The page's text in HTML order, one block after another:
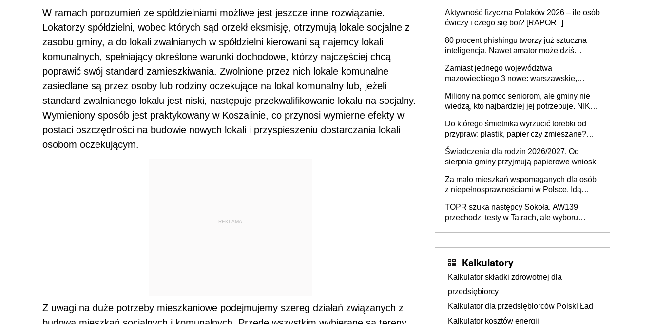
W ramach porozumień ze spółdzielniami możliwe jest jeszcze inne rozwiązanie.
Lokatorzy spółdzielni, wobec których sąd orzekł eksmisję, otrzymują lokale socjalne z
zasobu gminy, a do lokali zwalnianych w spółdzielni kierowani są najemcy lokali
komunalnych, spełniający określone warunki dochodowe, którzy najczęściej chcą
poprawić swój standard zamieszkiwania. Zwolnione przez nich lokale komunalne
zasiedlane są przez osoby lub rodziny oczekujące na lokal komunalny lub, jeżeli
standard zwalnianego lokalu jest niski, następuje przekwalifikowanie lokalu na socjalny.
Wymieniony sposób jest praktykowany w Koszalinie, co przynosi wymierne efekty w
postaci oszczędności na budowie nowych lokali i przyspieszeniu dostarczania lokali
osobom oczekującym.
REKLAMA
Z uwagi na duże potrzeby mieszkaniowe podejmujemy szereg działań związanych z
rozstrzygać sprawy
Aktywność fizyczna Polaków 2026 – ile osób
ćwiczy i czego się boi? [RAPORT]
80 procent phishingu tworzy już sztuczna
inteligencja. Nawet amator może dziś
Zamiast jednego województwa
mazowieckiego 3 nowe: warszawskie,
Europie nie ma tak dużych jednostek
stołecznych
Miliony na pomoc seniorom, ale gminy nie
wiedzą, kto najbardziej jej potrzebuje. NIK
Do którego śmietnika wyrzucić torebki od
przypraw: plastik, papier czy zmieszane?
Gdzie wyrzucić młynek po przyprawach?
Świadczenia dla rodzin 2026/2027. Od
sierpnia gminy przyjmują papierowe wnioski
Za mało mieszkań wspomaganych dla osób
z niepełnosprawnościami w Polsce. Idą
TOPR szuka następcy Sokoła. AW139
przechodzi testy w Tatrach, ale wyboru
Kalkulatory
Kalkulator składki zdrowotnej dla
przedsiębiorcy
Kalkulator dla przedsiębiorców Polski Ład
Kalkulator kosztów energii